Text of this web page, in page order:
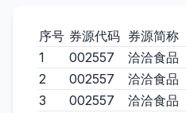
序号 券源代码 券源简称
1
002557 洽洽食品
2
002557 洽洽食品
3
002557 洽洽食品